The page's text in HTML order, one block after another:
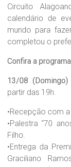
Circuito
calendário de
mundo para
completou o
Confira a
13/08 (Domingo)
partir das 19h.
•​Recepção com
•​Palestra “70
Filho.
•​Entrega da
Graciliano